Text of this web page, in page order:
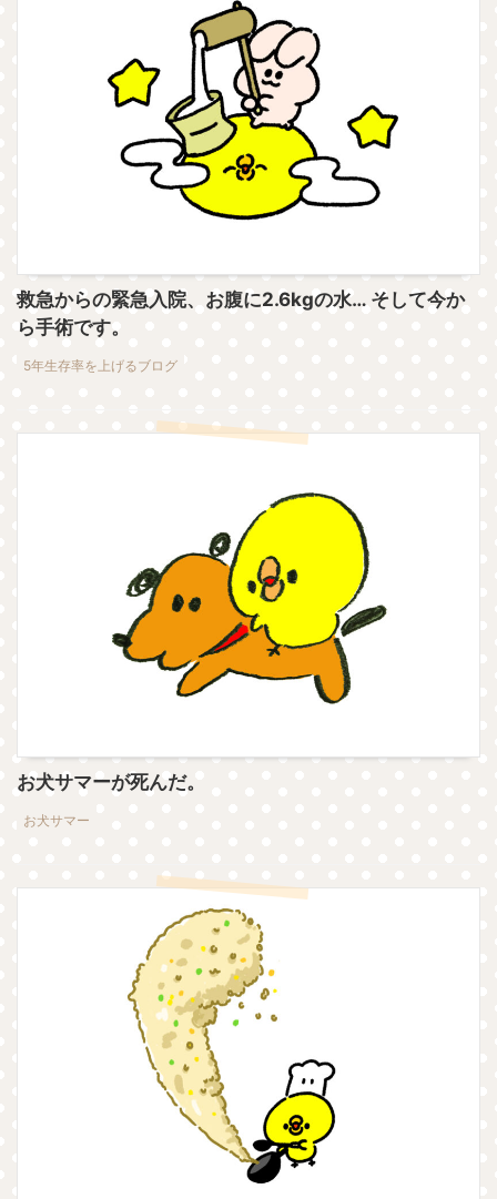
救急からの緊急入院、お腹に2.6kgの水… そして今か
ら手術です。
5年生存率を上げるブログ
お犬サマーが死んだ。
お犬サマー